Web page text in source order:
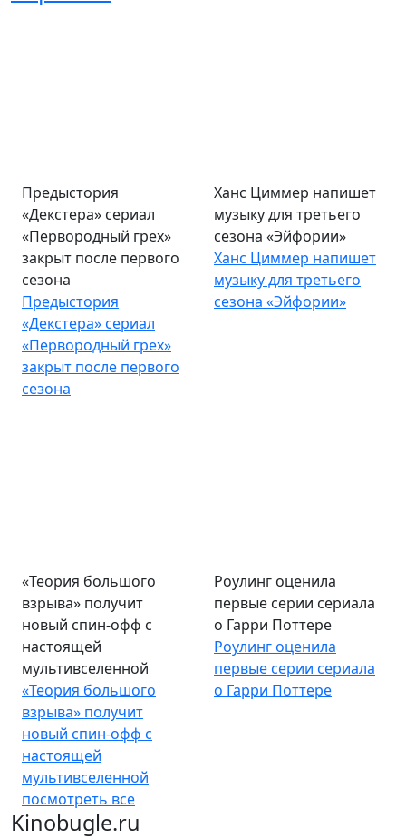
Предыстория
«Декстера» сериал
«Первородный грех»
закрыт после первого
сезона
Предыстория
«Декстера» сериал
«Первородный грех»
закрыт после первого
сезона
Ханс Циммер напишет
музыку для третьего
сезона «Эйфории»
Ханс Циммер напишет
музыку для третьего
сезона «Эйфории»
«Теория большого
взрыва» получит
новый спин-офф с
настоящей
мультивселенной
«Теория большого
взрыва» получит
новый спин-офф с
настоящей
мультивселенной
Роулинг оценила
первые серии сериала
о Гарри Поттере
Роулинг оценила
первые серии сериала
о Гарри Поттере
посмотреть все
Kinobugle.ru